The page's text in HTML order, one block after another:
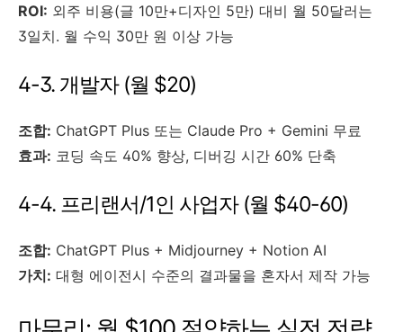
ROI: 외주 비용(글 10만+디자인 5만) 대비 월 50달러는
3일치. 월 수익 30만 원 이상 가능
4-3. 개발자 (월 $20)
조합: ChatGPT Plus 또는 Claude Pro + Gemini 무료
효과: 코딩 속도 40% 향상, 디버깅 시간 60% 단축
4-4. 프리랜서/1인 사업자 (월 $40-60)
조합: ChatGPT Plus + Midjourney + Notion AI
가치: 대형 에이전시 수준의 결과물을 혼자서 제작 가능